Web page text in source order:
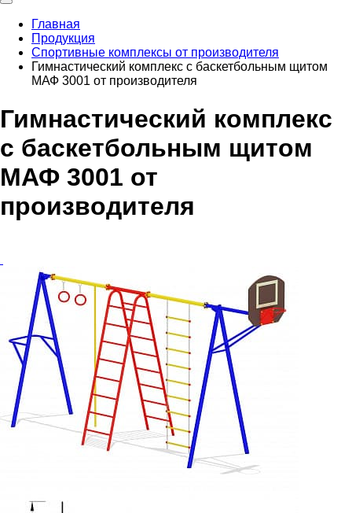
Главная
Продукция
Спортивные комплексы от производителя
Гимнастический комплекс с баскетбольным щитом
МАФ 3001 от производителя
Гимнастический комплекс
с баскетбольным щитом
МАФ 3001 от
производителя